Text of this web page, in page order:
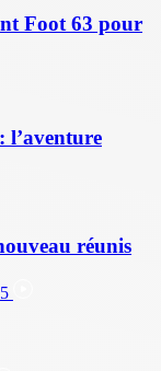
Foot 63 pour
l’aventure
réunis